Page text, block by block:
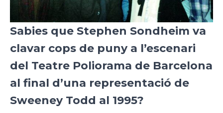
Sabies que Stephen Sondheim va
clavar cops de puny a l’escenari
del Teatre Poliorama de Barcelona
al final d’una representació de
Sweeney Todd al 1995?